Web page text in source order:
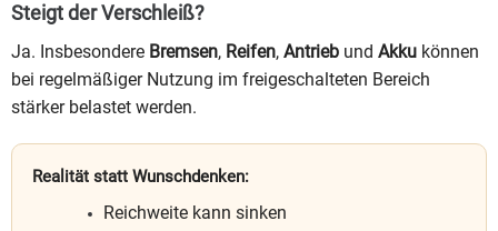
Steigt der Verschleiß?
Ja. Insbesondere Bremsen, Reifen, Antrieb und Akku können
bei regelmäßiger Nutzung im freigeschalteten Bereich
stärker belastet werden.
Realität statt Wunschdenken:
Reichweite kann sinken